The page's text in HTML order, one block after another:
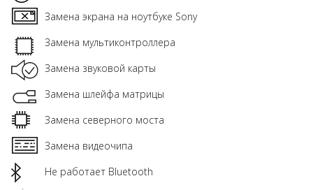
Замена экрана на ноутбуке Sony
Замена мультиконтроллера
Замена звуковой карты
Замена шлейфа матрицы
Замена северного моста
Замена видеочипа
Не работает Bluetooth